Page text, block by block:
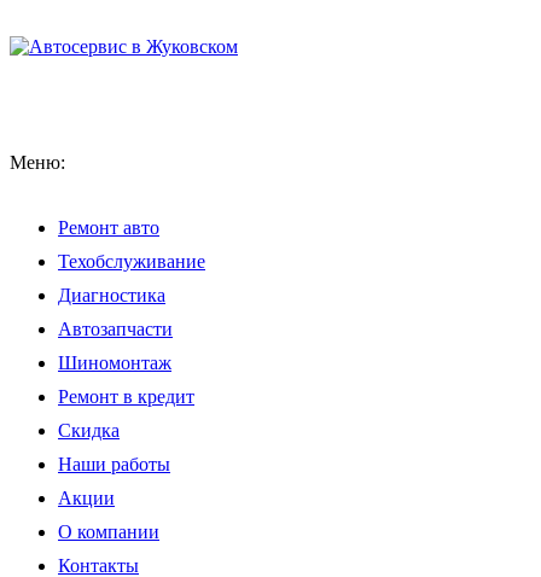
Меню:
Ремонт авто
Техобслуживание
Диагностика
Автозапчасти
Шиномонтаж
Ремонт в кредит
Скидка
Наши работы
Акции
О компании
Контакты